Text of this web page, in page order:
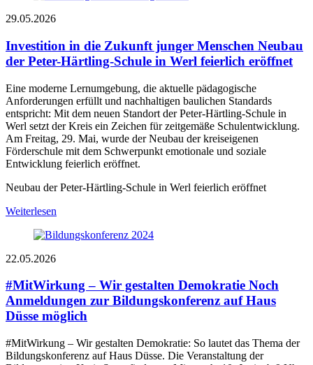
29.05.2026
Investition in die Zukunft junger Menschen Neubau
der Peter-Härtling-Schule in Werl feierlich eröffnet
Eine moderne Lernumgebung, die aktuelle pädagogische
Anforderungen erfüllt und nachhaltigen baulichen Standards
entspricht: Mit dem neuen Standort der Peter-Härtling-Schule in
Werl setzt der Kreis ein Zeichen für zeitgemäße Schulentwicklung.
Am Freitag, 29. Mai, wurde der Neubau der kreiseigenen
Förderschule mit dem Schwerpunkt emotionale und soziale
Entwicklung feierlich eröffnet.
Neubau der Peter-Härtling-Schule in Werl feierlich eröffnet
Weiterlesen
22.05.2026
#MitWirkung – Wir gestalten Demokratie Noch
Anmeldungen zur Bildungskonferenz auf Haus
Düsse möglich
#MitWirkung – Wir gestalten Demokratie: So lautet das Thema der
Bildungskonferenz auf Haus Düsse. Die Veranstaltung der